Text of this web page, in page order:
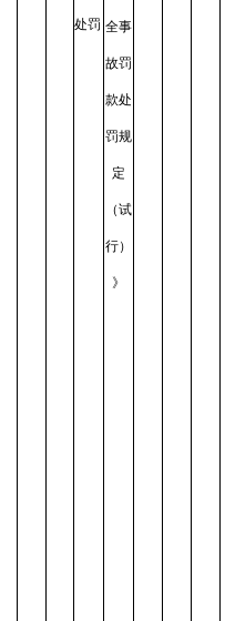
处罚 全事
故罚
款处
罚规
定
（试
行）
》